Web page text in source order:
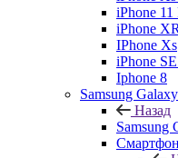
iPhone
iPhone XR
IPhone Xs
iPhone
Iphone 8
Samsung Galaxy
Назад
Samsung